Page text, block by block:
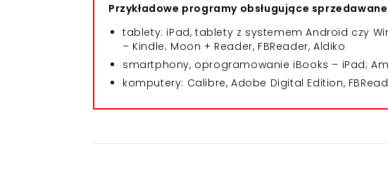
Przykładowe programy obsługujące
tablety: iPad, tablety z systemem Android czy
– Kindle; Moon + Reader, FBReader, Aldiko
smartphony, oprogramowanie iBooks – iPad;
komputery: Calibre, Adobe Digital Edition,